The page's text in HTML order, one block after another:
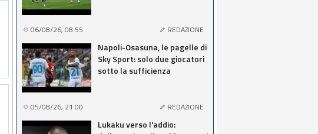
06/08/26, 08:55 REDAZIONE
Napoli-Osasuna, le pagelle di
Sky Sport: solo due giocatori
sotto la sufficienza
05/08/26, 21:00 REDAZIONE
Lukaku verso l'addio: